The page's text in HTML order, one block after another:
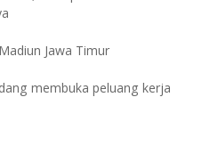
Jawa Timur
membuka peluang kerja